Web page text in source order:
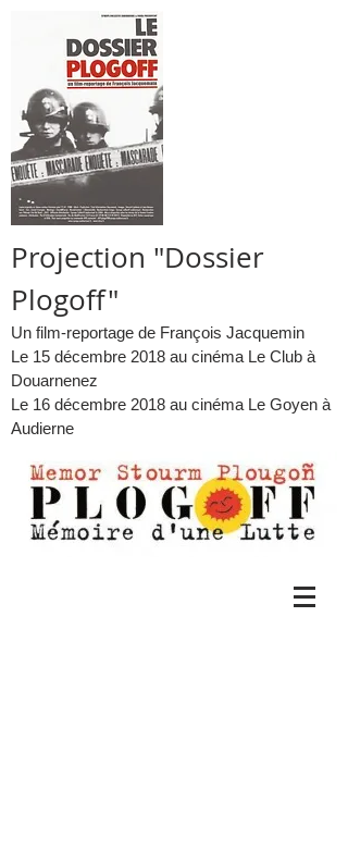
Projection "Dossier
Plogoff"
Un film-reportage de François Jacquemin
Le 15 décembre 2018 au cinéma Le Club à
Douarnenez
Le 16 décembre 2018 au cinéma Le Goyen à
Audierne